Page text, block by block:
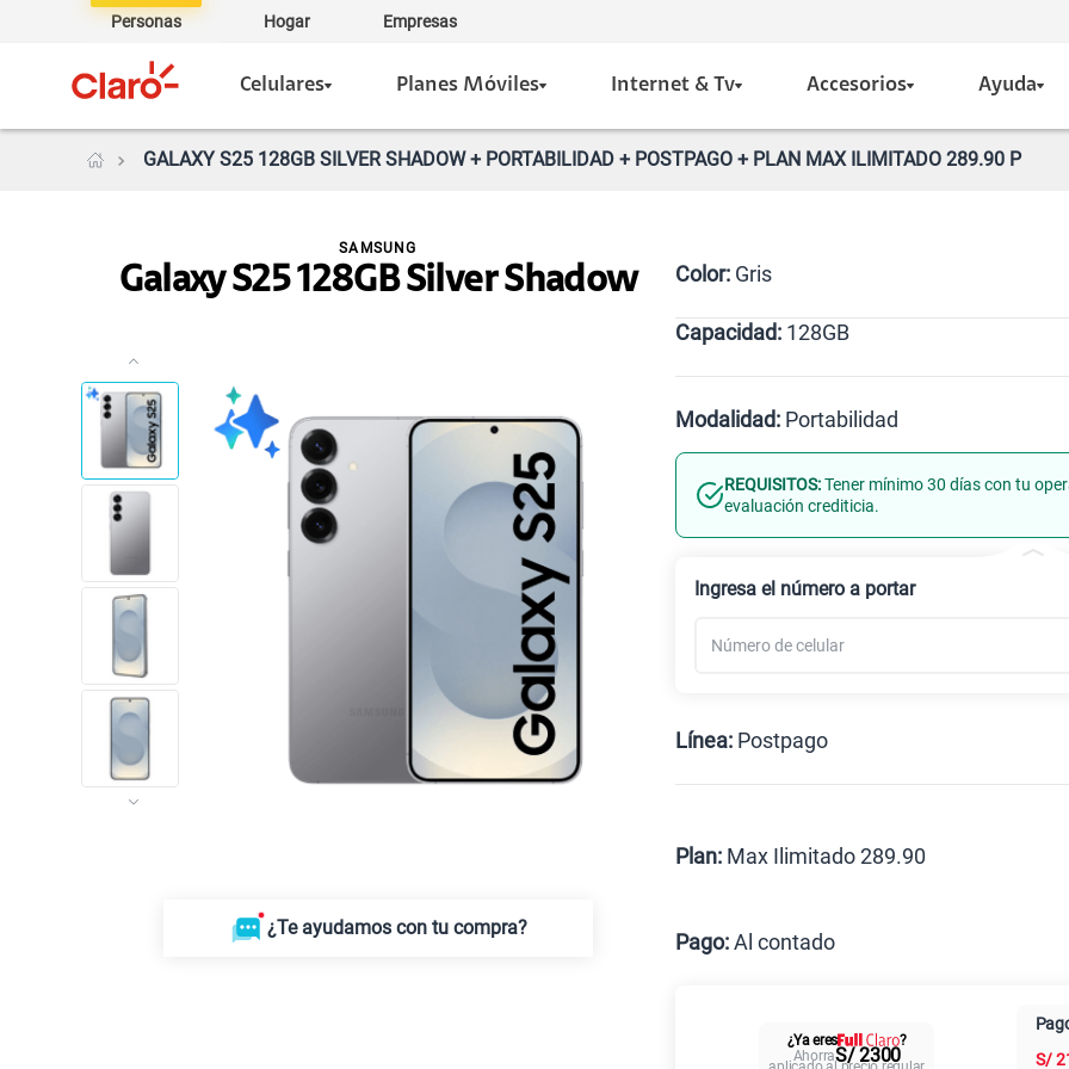
Personas Hogar Empresas
Celulares Planes Móviles Internet & Tv Accesorios Ayuda
GALAXY S25 128GB SILVER SHADOW + PORTABILIDAD + POSTPAGO + PLAN MAX ILIMITADO 289.90 P
Galaxy S25 128GB Silver Shadow
SAMSUNG
¿Te ayudamos con tu compra?
Color: Gris
Capacidad: 128GB
Modalidad: Portabilidad
Línea Nueva Portabilidad
REQUISITOS:Tener mínimo 30 días con tu
evaluación crediticia.
Ingresa el número a portar
Línea: Postpago
Plan: Max Ilimitado 289.90
Pago:Al contado
Cuotas
¿Ya eres
?
AhorraS/ 2300
S/